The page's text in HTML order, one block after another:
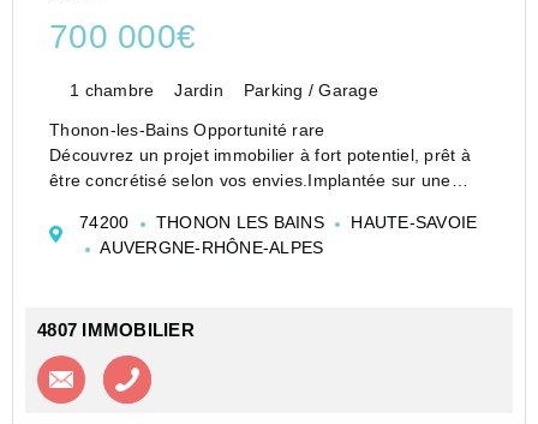
700 000€
1 chambre Jardin Parking / Garage
Thonon-les-Bains Opportunité rare
Découvrez un projet immobilier à fort potentiel, prêt à
être concrétisé selon vos envies.Implantée sur une
240 m2 est accompagnée d'une dépendance, avec un
74200 THONON LES BAINS
HAUTE-SAVOIE
AUVERGNE-RHÔNE-ALPES
4807 IMMOBILIER
Contacter l'agence